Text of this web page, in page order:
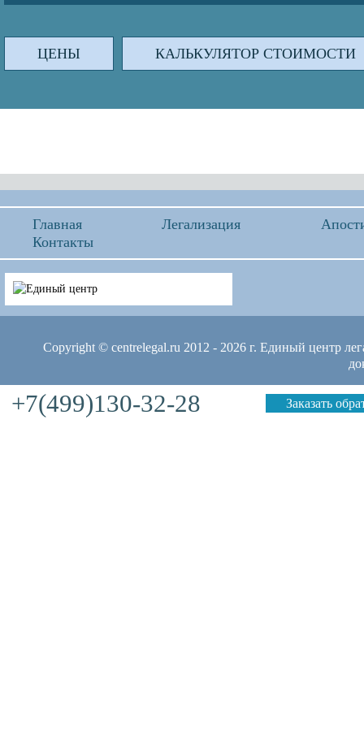
ЦЕНЫ КАЛЬКУЛЯТОР СТОИМОСТИ
Главная Легализация
Контакты
Copyright © centrelegal.ru 2012 - 2026 г. Единый центр
Заказать
+7(499)130-32-28